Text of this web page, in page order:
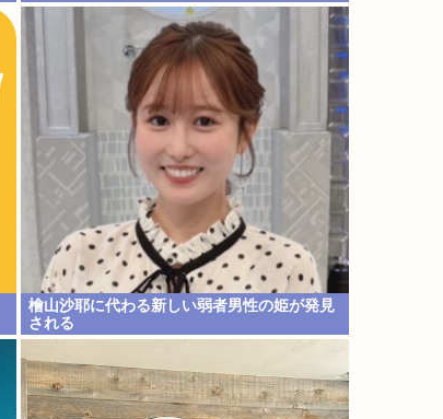
檜山沙耶に代わる新しい弱者男性の姫が発見
される